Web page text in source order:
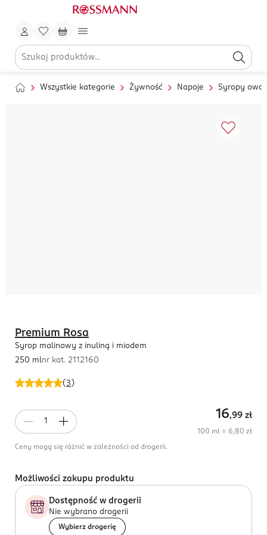
Wszystkie kategorie Żywność Napoje Syropy
(3 )
Premium Rosa
Syrop malinowy z inuliną i miodem
250 mlnr kat. 2112160
16,99 zł
100 ml = 6,80 zł
Ceny mogą się różnić w zależności od drogerii.
Możliwości zakupu produktu
Dostępność w drogerii
Nie wybrano drogerii
Wybierz drogerię